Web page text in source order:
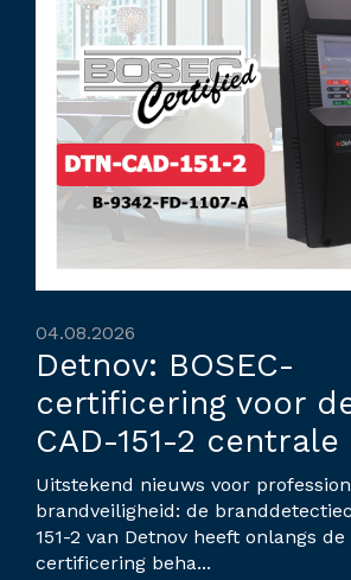
04.08.2026
Detnov: BOSEC-
certificering voor
CAD-151-2 centrale
Uitstekend nieuws voor
brandveiligheid: de
151-2 van Detnov heeft onlangs de
certificering beha...